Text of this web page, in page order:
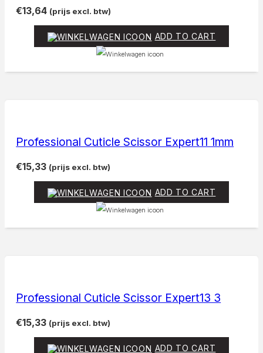
€13,64 (prijs excl. btw)
ADD TO CART
Professional Cuticle Scissor Expert11 1mm
€15,33 (prijs excl. btw)
ADD TO CART
Professional Cuticle Scissor Expert13 3
€15,33 (prijs excl. btw)
ADD TO CART